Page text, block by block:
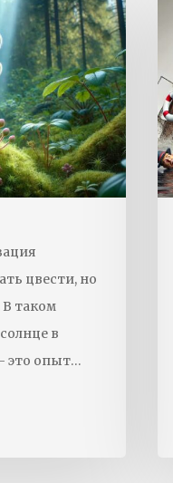
цвести, но
В таком
в
это опыт…